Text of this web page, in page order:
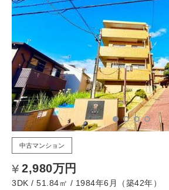
中古マンション
2,980万円
3DK / 51.84㎡ / 1984年6月（築42年）